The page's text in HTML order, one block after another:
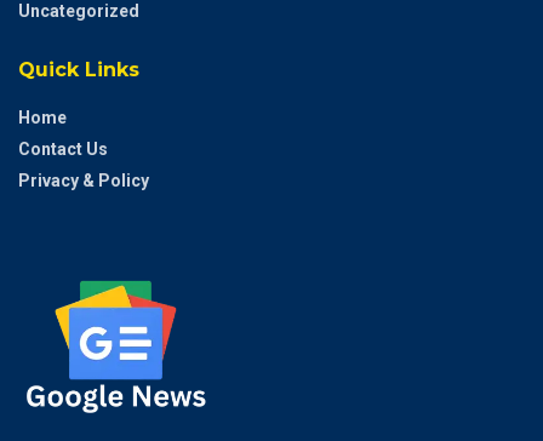
Uncategorized
Quick Links
Home
Contact Us
Privacy & Policy